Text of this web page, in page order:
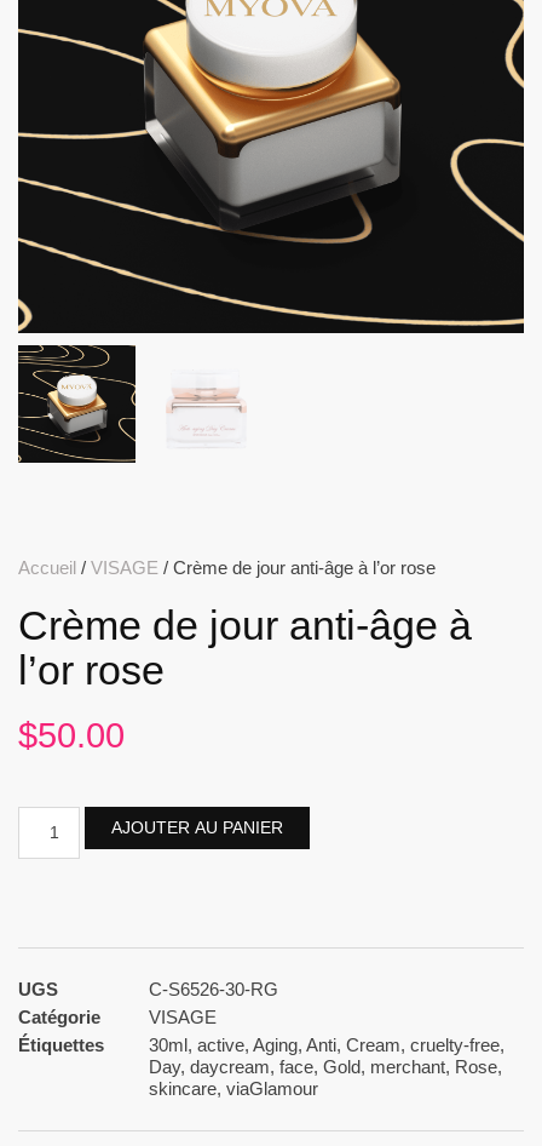
Accueil / VISAGE / Crème de jour anti-âge à l’or rose
Crème de jour anti-âge à
l’or rose
$50.00
AJOUTER AU PANIER
UGS
C-S6526-30-RG
Catégorie
VISAGE
Étiquettes
30ml, active, Aging, Anti, Cream, cruelty-free,
Day, daycream, face, Gold, merchant, Rose,
skincare, viaGlamour